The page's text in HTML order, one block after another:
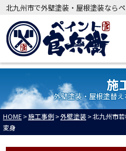
北九州市で外壁塗装・屋根塗装なら
施
外壁塗装・屋根塗替
HOME>施工事例>外壁塗装>北九州市
変身